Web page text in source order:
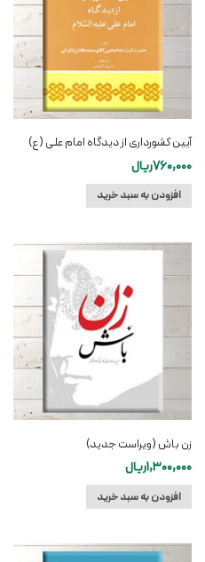
آیین کشورداری از دیدگاه امام علی (ع)
760,000ریال
افزودن به سبد خرید
زن باش (ویراست جدید)
1,300,000ریال
افزودن به سبد خرید